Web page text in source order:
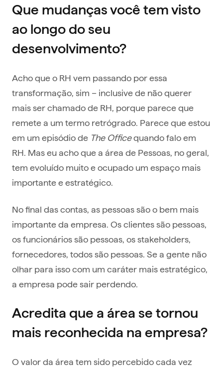
Que mudanças você tem visto
ao longo do seu
desenvolvimento?
Acho que o RH vem passando por essa
transformação, sim – inclusive de não querer
mais ser chamado de RH, porque parece que
remete a um termo retrógrado. Parece que estou
em um episódio de The Officequando falo em
RH. Mas eu acho que a área de Pessoas, no geral,
tem evoluído muito e ocupado um espaço mais
importante e estratégico.
No final das contas, as pessoas são o bem mais
importante da empresa. Os clientes são pessoas,
os funcionários são pessoas, os stakeholders,
fornecedores, todos são pessoas. Se a gente não
olhar para isso com um caráter mais estratégico,
a empresa pode sair perdendo.
Acredita que a área se tornou
mais reconhecida na empresa?
O valor da área tem sido percebido cada vez